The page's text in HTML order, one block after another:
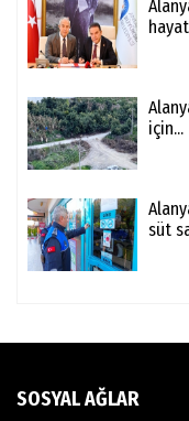
için...
süt
SOSYAL AĞLAR